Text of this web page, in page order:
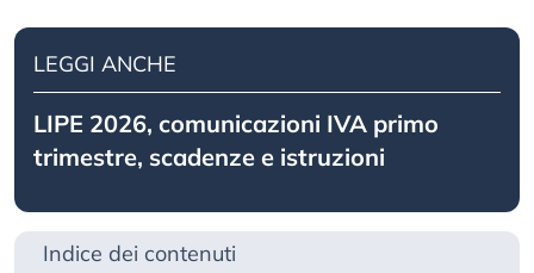
LEGGI ANCHE
LIPE 2026, comunicazioni IVA primo
trimestre, scadenze e istruzioni
Indice dei contenuti